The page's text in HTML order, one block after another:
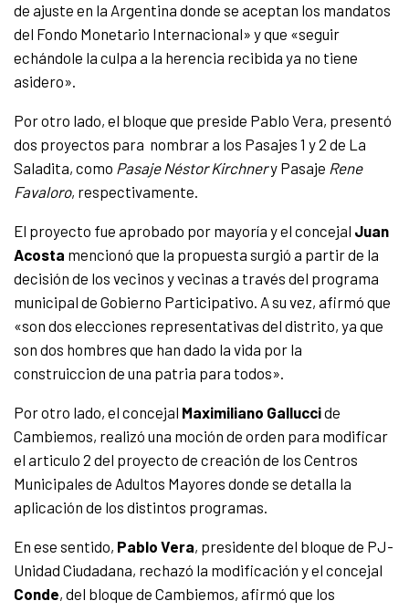
de ajuste en la Argentina donde se aceptan los mandatos
del Fondo Monetario Internacional» y que «seguir
echándole la culpa a la herencia recibida ya no tiene
asidero».
Por otro lado, el bloque que preside Pablo Vera, presentó
dos proyectos para nombrar a los Pasajes 1 y 2 de La
Saladita, como Pasaje Néstor Kirchnery Pasaje Rene
Favaloro, respectivamente.
El proyecto fue aprobado por mayoría y el concejal Juan
Acosta mencionó que la propuesta surgió a partir de la
decisión de los vecinos y vecinas a través del programa
municipal de Gobierno Participativo. A su vez, afirmó que
«son dos elecciones representativas del distrito, ya que
son dos hombres que han dado la vida por la
construiccion de una patria para todos».
Por otro lado, el concejal Maximiliano Galluccide
Cambiemos, realizó una moción de orden para modificar
el articulo 2 del proyecto de creación de los Centros
Municipales de Adultos Mayores donde se detalla la
aplicación de los distintos programas.
En ese sentido, Pablo Vera, presidente del bloque de PJ-
Unidad Ciudadana, rechazó la modificación y el concejal
Conde, del bloque de Cambiemos, afirmó que los